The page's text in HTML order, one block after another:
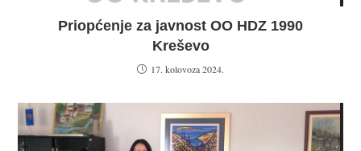
Priopćenje za javnost OO HDZ 1990
Kreševo
17. kolovoza 2024.